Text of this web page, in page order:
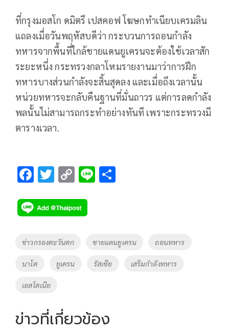
ที่กรุงมอสโก ดมิตรี เปสคอฟ โฆษกทำเนียบเครมลิน
แถลงเมื่อวันพฤหัสบดีว่า กระบวนการถอนกำลัง
ทหารจากพื้นที่ใกล้ชายแดนยูเครนจะต้องใช้เวลาสัก
ระยะหนึ่ง กระทรวงกลาโหมรายงานมาว่าการฝึก
ทหารบางส่วนกำลังจะสิ้นสุดลง และเมื่อถึงเวลานั้น
หน่วยทหารจะกลับคืนฐานที่มั่นถาวร แต่การลดกำลัง
พลนั้นไม่สามารถกระทำอย่างทันที เพราะกระทรวงมี
ตารางเวลา.
F
e
b
o
o
k
T
tt
er
C
p
y
Li
Tags
ข่าวกรองตะวันตก ชายแดนยูเครน ถอนทหาร
นาโต ยูเครน รัสเซีย เสริมกำลังทหาร
เอสโตเนีย
ข่าวที่เกี่ยวข้อง